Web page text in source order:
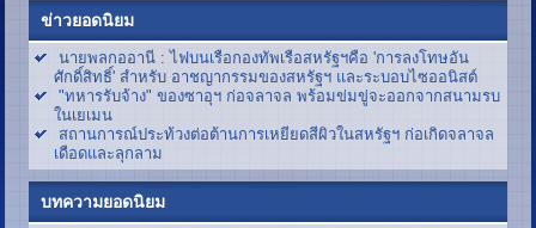
ข่าวยอดนิยม
นายพลกออานี : ไฟบนเรือกองทัพเรือสหรัฐฯคือ 'การลงโทษอัน
ศักดิ์สิทธิ์' สำหรับ อาชญากรรมของสหรัฐฯ และระบอบไซออนิสต์
"ทหารรับจ้าง" ของซาอุฯ ก่อจลาจล พร้อมข่มขู่จะออกจากสนามรบ
ในเยเมน
สถานการณ์ประท้วงต่อต้านการเหยียดสีผิวในสหรัฐฯ ก่อเกิดจลาจล
เดือดและลุกลาม
บทความยอดนิยม